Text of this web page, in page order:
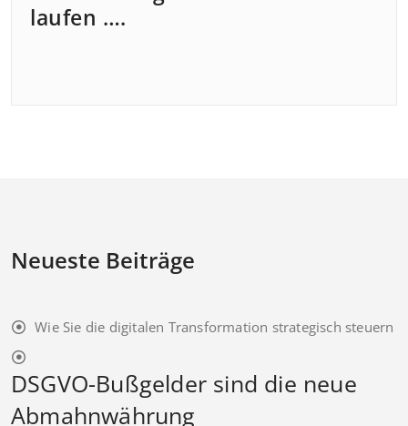
laufen ….
Neueste Beiträge
Wie Sie die digitalen Transformation strategisch steuern
DSGVO-Bußgelder sind die neue
Abmahnwährung